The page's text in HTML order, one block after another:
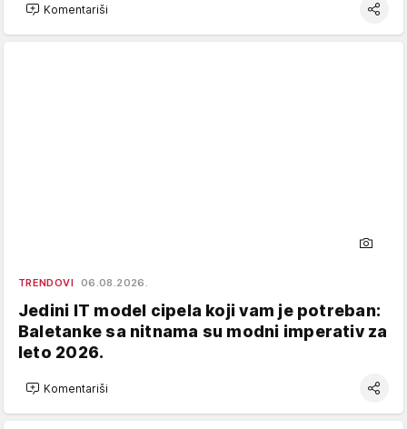
Komentariši
TRENDOVI 06.08.2026.
Jedini IT model cipela koji vam je potreban:
Baletanke sa nitnama su modni imperativ za
leto 2026.
Komentariši